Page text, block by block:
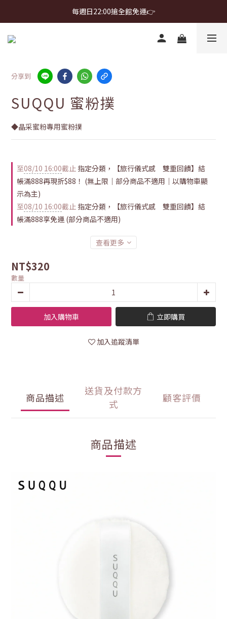
首購免運 $499 起 ＋ 加 LINE 領 $300 折價券 ➤
每週日22:00搶全館免運👉
首購免運 $499 起 ＋ 加 LINE 領 $300 折價券 ➤
分享到
SUQQU 蜜粉撲
◆晶采蜜粉專用蜜粉撲
至08/10 16:00截止 指定分類，【旅行儀式感 雙重回饋】結
帳滿888再現折$88！ (無上限｜部分商品不適用｜以購物車顯
示為主)
至08/10 16:00截止 指定分類，【旅行儀式感 雙重回饋】結
帳滿888享免運 (部分商品不適用)
查看更多
NT$320
數量
加入購物車 立即購買
加入追蹤清單
商品描述
送貨及付款方
式
顧客評價
商品描述